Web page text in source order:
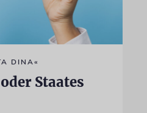
DINA«
Staates